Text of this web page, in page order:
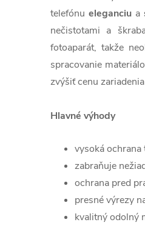
telefónu eleganciu a
nečistotami a
fotoaparát, takže
spracovanie
zvýšiť cenu
Hlavné výhody
vysoká ochrana
zabraňuje
ochrana pred
presné výrezy
kvalitný odolný